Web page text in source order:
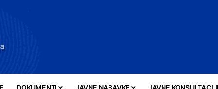
DOKUMENTI JAVNE NABAVKE JAVNE